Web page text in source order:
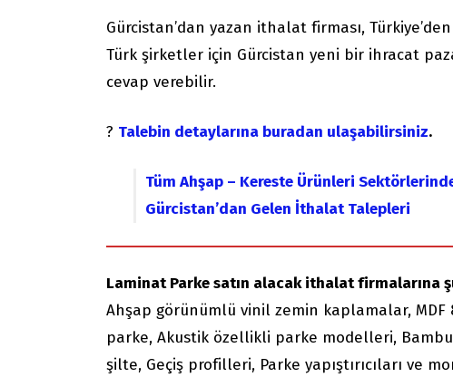
Gürcistan’dan yazan ithalat firması, Türkiye’den
Türk şirketler için Gürcistan yeni bir ihracat
cevap verebilir.
? Talebin detaylarına buradan ulaşabilirsiniz.
Tüm Ahşap – Kereste Ürünleri
Gürcistan’dan Gelen İthalat Talepleri
Laminat Parke satın alacak ithalat firmalarına
Ahşap görünümlü vinil zemin kaplamalar,
parke, Akustik özellikli parke modelleri,
şilte, Geçiş profilleri, Parke yapıştırıcıları ve